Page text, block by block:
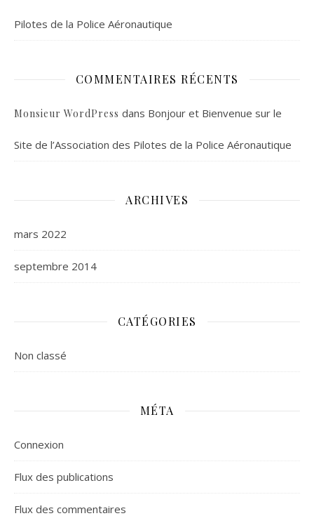
Pilotes de la Police Aéronautique
COMMENTAIRES RÉCENTS
Monsieur WordPress dans Bonjour et Bienvenue sur le
Site de l’Association des Pilotes de la Police Aéronautique
ARCHIVES
mars 2022
septembre 2014
CATÉGORIES
Non classé
MÉTA
Connexion
Flux des publications
Flux des commentaires